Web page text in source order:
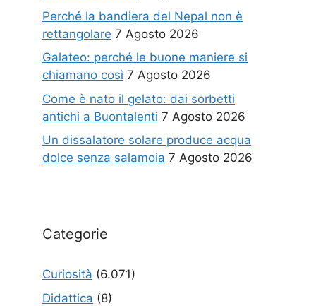
Perché la bandiera del Nepal non è
rettangolare 7 Agosto 2026
Galateo: perché le buone maniere si
chiamano così 7 Agosto 2026
Come è nato il gelato: dai sorbetti
antichi a Buontalenti 7 Agosto 2026
Un dissalatore solare produce acqua
dolce senza salamoia 7 Agosto 2026
Categorie
Curiosità (6.071)
Didattica (8)